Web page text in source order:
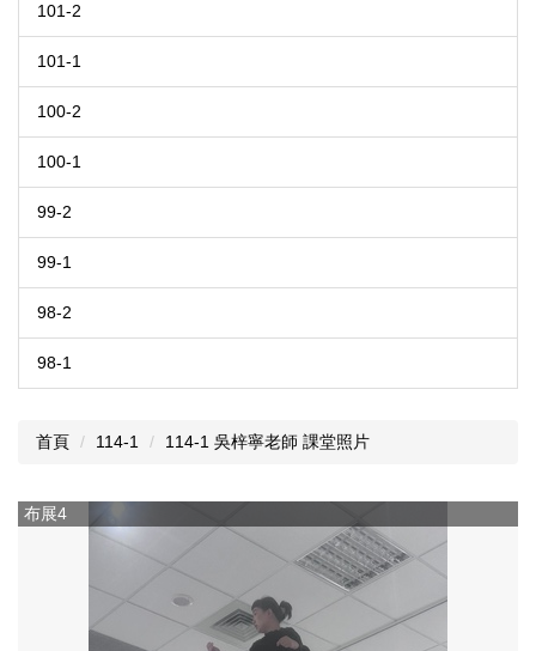
101-2
101-1
100-2
100-1
99-2
99-1
98-2
98-1
首頁 114-1 114-1 吳梓寧老師 課堂照片
布展4